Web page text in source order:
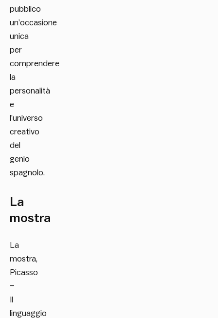
pubblico
un’occasione
unica
per
comprendere
la
personalità
e
l’universo
creativo
del
genio
spagnolo.
La
mostra
La
mostra,
Picasso
–
linguaggio